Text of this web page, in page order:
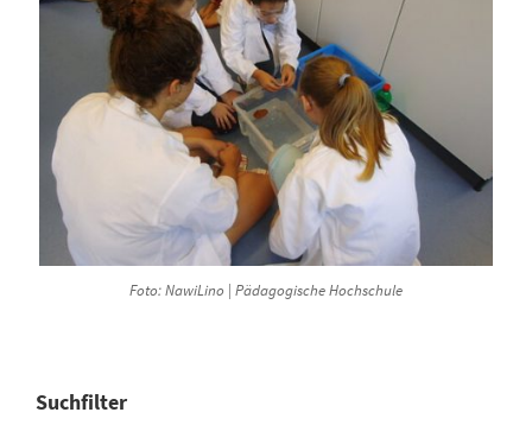
Foto: NawiLino | Pädagogische Hochschule
Suchfilter